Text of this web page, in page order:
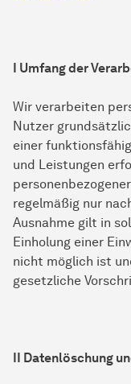
I Umfang der
Wir verarbeiten
Nutzer
einer
und Leistungen
regelmäßig nur
Ausnahme gilt in
Einholung einer
nicht möglich ist
gesetzliche
II Datenlöschung